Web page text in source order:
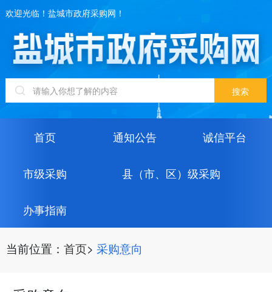
欢迎光临！盐城市政府采购网！
首页 通知公告 诚信平台
市级采购 县（市、区）级采购
办事指南
当前位置： 首页> 采购意向